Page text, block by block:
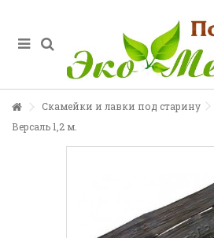
Скамейки и лавки под старину
Версаль 1,2 м.